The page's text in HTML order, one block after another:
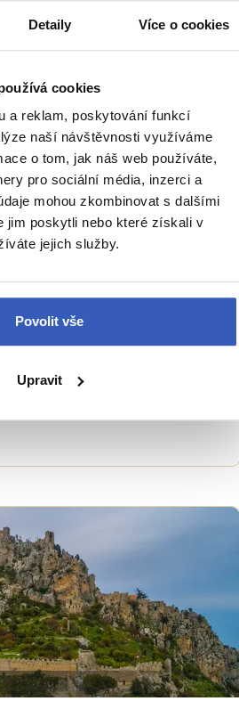
Detaily Více o cookies
cookies
a reklam, poskytování funkcí
naší návštěvnosti využíváme
o tom, jak náš web používáte,
pro sociální média, inzerci a
mohou zkombinovat s dalšími
jim poskytli nebo které získali v
jejich služby.
Povolit vše
Upravit
Bellapais: užijte si
byla jedno z nejbohatších